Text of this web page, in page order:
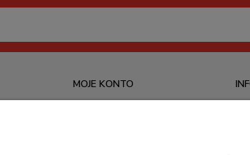
MOJE KONTO